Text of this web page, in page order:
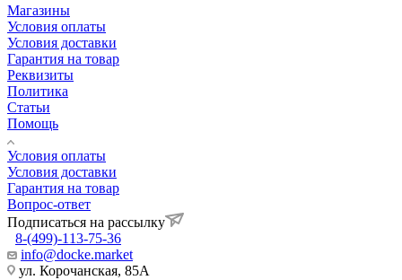
Магазины
Условия оплаты
Условия доставки
Гарантия на товар
Реквизиты
Политика
Статьи
Помощь
Условия оплаты
Условия доставки
Гарантия на товар
Вопрос-ответ
Подписаться на рассылку
8-(499)-113-75-36
info@docke.market
ул. Корочанская, 85А